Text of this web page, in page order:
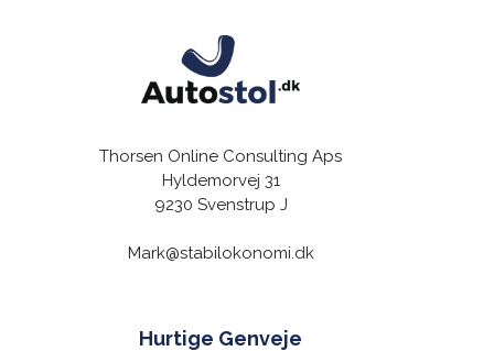
Thorsen Online Consulting Aps
Hyldemorvej 31
9230 Svenstrup J
Mark@stabilokonomi.dk
Hurtige Genveje